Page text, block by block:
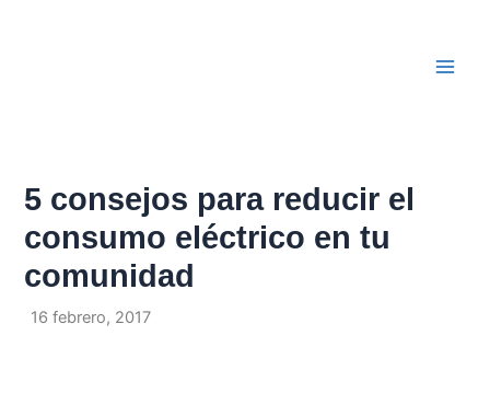
5 consejos para reducir el
consumo eléctrico en tu
comunidad
16 febrero, 2017